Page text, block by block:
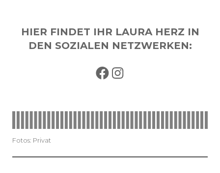
HIER FINDET IHR LAURA HERZ IN
DEN SOZIALEN NETZWERKEN:
Facebook
Instagram
Fotos: Privat